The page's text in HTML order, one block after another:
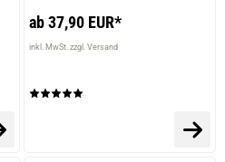
ab 37,90 EUR*
inkl. MwSt. zzgl. Versand